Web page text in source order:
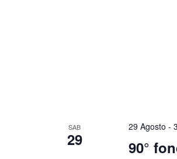
SAB
29 90°
29 Agosto -